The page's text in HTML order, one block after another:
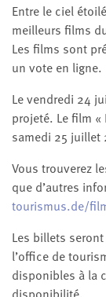
Entre le ciel
meilleurs films
Les films sont
un vote en ligne.
Le vendredi 24
projeté. Le film
samedi 25 juillet
Vous trouverez
que d’autres
tourismus.de/
Les billets
l’office de
disponibles à la